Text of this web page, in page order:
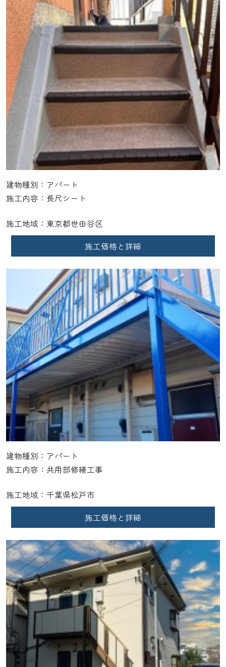
建物種別：アパート
施工内容：長尺シート
施工地域：東京都世田谷区
施工価格と詳細
建物種別：アパート
施工内容：共用部修繕工事
施工地域：千葉県松戸市
施工価格と詳細